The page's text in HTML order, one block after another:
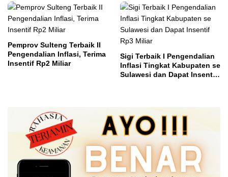
Pemprov Sulteng Terbaik II
Pengendalian Inflasi, Terima
Insentif Rp2 Miliar
Sigi Terbaik I Pengendalian
Inflasi Tingkat Kabupaten se
Sulawesi dan Dapat Insentif